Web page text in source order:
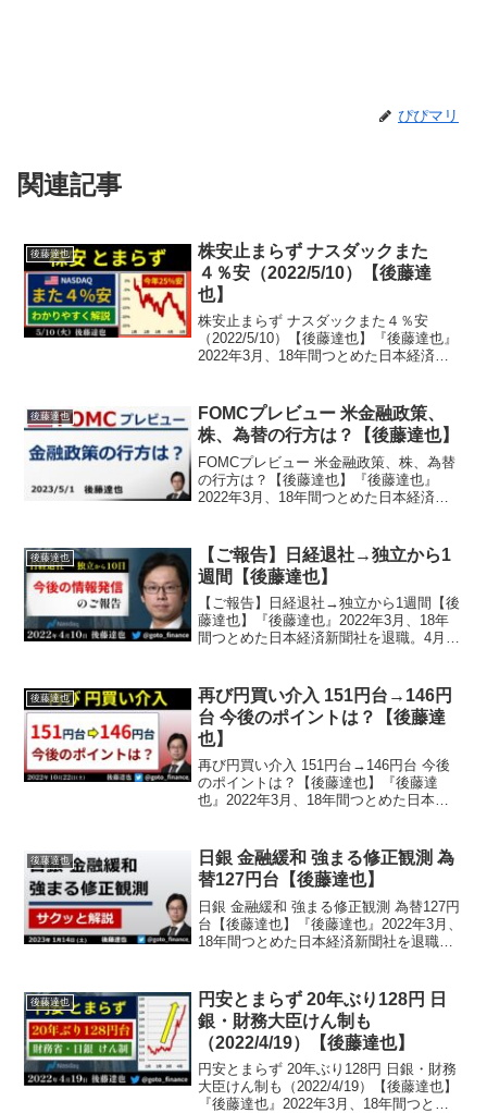
ぴぴマリ
関連記事
後藤達也
株安止まらず ナスダックまた
４％安（2022/5/10）【後藤達
也】
株安止まらず ナスダックまた４％安
（2022/5/10）【後藤達也】『後藤達也』
2022年3月、18年間つとめた日本経済新
く」発信。TwitterやTikTok、no...
後藤達也
FOMCプレビュー 米金融政策、
株、為替の行方は？【後藤達也】
FOMCプレビュー 米金融政策、株、為替
の行方は？【後藤達也】『後藤達也』
2022年3月、18年間つとめた日本経済新
く」発信。TwitterやTikTok、noteほ...
後藤達也
【ご報告】日経退社→独立から1
週間【後藤達也】
【ご報告】日経退社→独立から1週間【後
藤達也】『後藤達也』2022年3月、18年
間つとめた日本経済新聞社を退職。4月か
TwitterやTikTok、noteほか、テレビや新
興...
後藤達也
再び円買い介入 151円台→146円
台 今後のポイントは？【後藤達
也】
再び円買い介入 151円台→146円台 今後
のポイントは？【後藤達也】『後藤達
也』2022年3月、18年間つとめた日本経
偏りなく」発信。TwitterやTikTok、n...
後藤達也
日銀 金融緩和 強まる修正観測 為
替127円台【後藤達也】
日銀 金融緩和 強まる修正観測 為替127円
台【後藤達也】『後藤達也』2022年3月、
18年間つとめた日本経済新聞社を退職。4
TwitterやTikTok、noteほか、...
後藤達也
円安とまらず 20年ぶり128円 日
銀・財務大臣けん制も
（2022/4/19）【後藤達也】
円安とまらず 20年ぶり128円 日銀・財務
大臣けん制も（2022/4/19）【後藤達也】
『後藤達也』2022年3月、18年間つとめ